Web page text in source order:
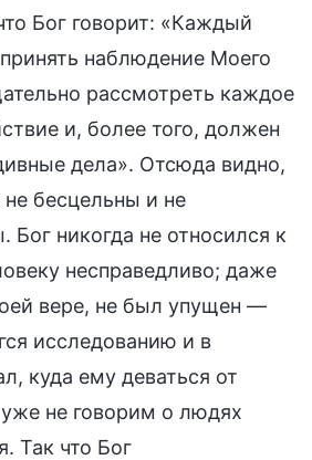
Бог говорит: «Каждый
наблюдение Моего
рассмотреть каждое
и, более того, должен
дела». Отсюда видно,
бесцельны и не
Бог никогда не относился к
несправедливо; даже
вере, не был упущен —
исследованию и в
куда ему деваться от
не говорим о людях
Так что Бог